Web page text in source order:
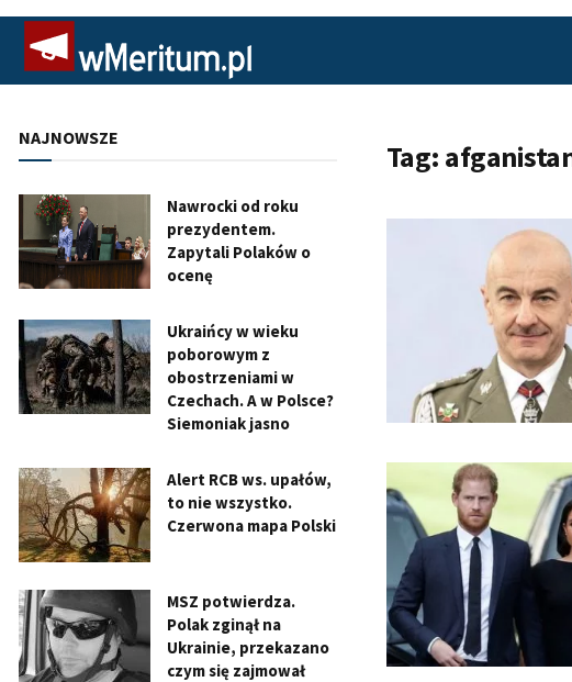
Tag:
NAJNOWSZE
Nawrocki od roku
prezydentem.
Zapytali Polaków o
ocenę
Ukraińcy w wieku
poborowym z
obostrzeniami w
Czechach. A w Polsce?
Siemoniak jasno
Alert RCB ws. upałów,
to nie wszystko.
Czerwona mapa Polski
MSZ potwierdza.
Polak zginął na
Ukrainie, przekazano
czym się zajmował